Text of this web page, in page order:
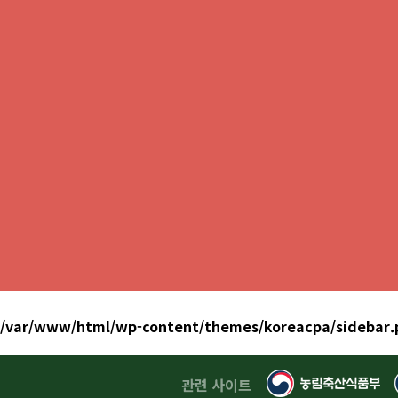
/var/www/html/wp-content/themes/koreacpa/